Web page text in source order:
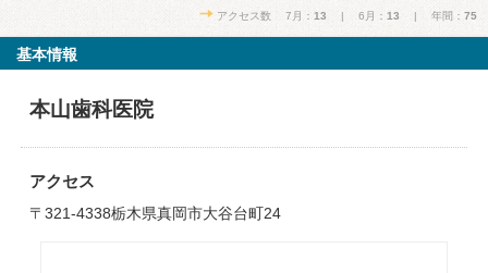
アクセス数 7月： 13 | 6月： 13 | 年間： 75
基本情報
本山歯科医院
アクセス
〒321-4338栃木県真岡市大谷台町24